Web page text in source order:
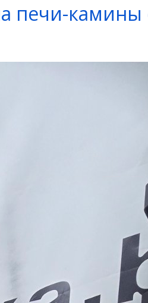
печи-